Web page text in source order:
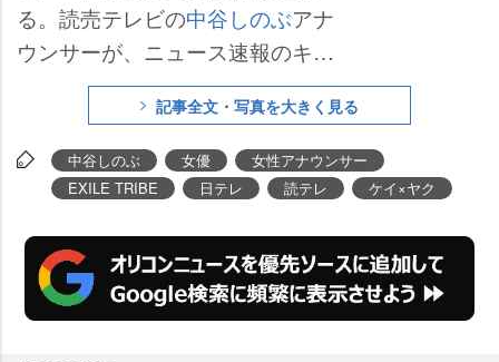
る。読売テレビの中谷しのぶアナ
ウンサーが、ニュース速報のキャ
スターとして登場し、緊迫感ある
シーンを生み出す。記事全文・写真を大きく見る
中谷しのぶ 女優
女性アナウンサー
EXILE TRIBE
日テレ 読テレ ケイ×ヤク